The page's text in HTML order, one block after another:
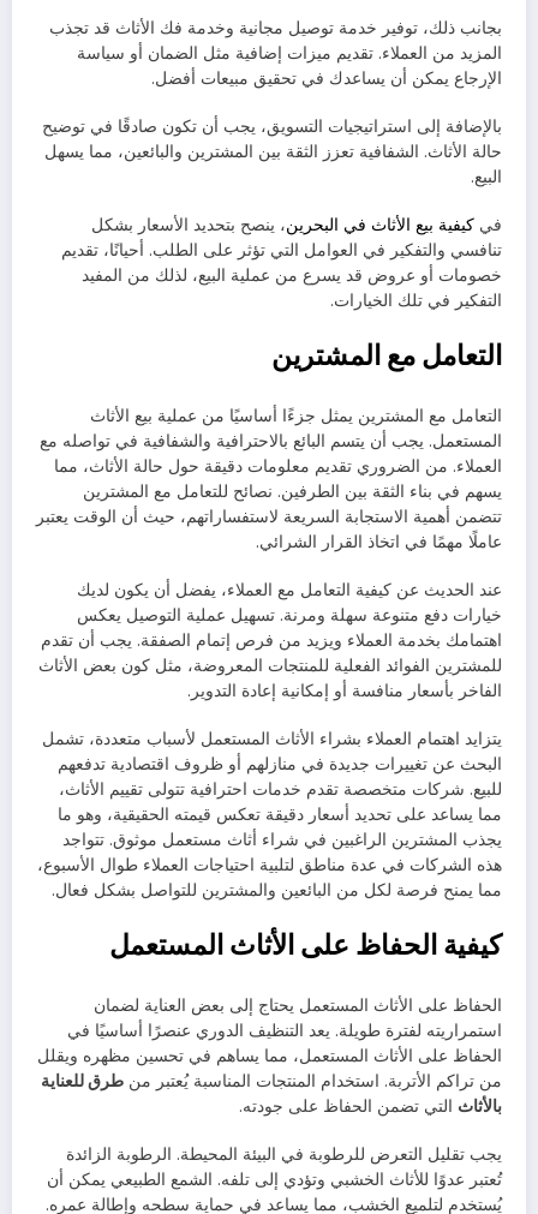
بجانب ذلك، توفير خدمة توصيل مجانية وخدمة فك الأثاث قد تجذب
المزيد من العملاء. تقديم ميزات إضافية مثل الضمان أو سياسة
الإرجاع يمكن أن يساعدك في تحقيق مبيعات أفضل.
بالإضافة إلى استراتيجيات التسويق، يجب أن تكون صادقًا في توضيح
حالة الأثاث. الشفافية تعزز الثقة بين المشترين والبائعين، مما يسهل
البيع.
في كيفية بيع الأثاث في البحرين، ينصح بتحديد الأسعار بشكل
تنافسي والتفكير في العوامل التي تؤثر على الطلب. أحيانًا، تقديم
خصومات أو عروض قد يسرع من عملية البيع، لذلك من المفيد
التفكير في تلك الخيارات.
التعامل مع المشترين
التعامل مع المشترين يمثل جزءًا أساسيًا من عملية بيع الأثاث
المستعمل. يجب أن يتسم البائع بالاحترافية والشفافية في تواصله مع
العملاء. من الضروري تقديم معلومات دقيقة حول حالة الأثاث، مما
يسهم في بناء الثقة بين الطرفين. نصائح للتعامل مع المشترين
تتضمن أهمية الاستجابة السريعة لاستفساراتهم، حيث أن الوقت يعتبر
عاملًا مهمًا في اتخاذ القرار الشرائي.
عند الحديث عن كيفية التعامل مع العملاء، يفضل أن يكون لديك
خيارات دفع متنوعة سهلة ومرنة. تسهيل عملية التوصيل يعكس
اهتمامك بخدمة العملاء ويزيد من فرص إتمام الصفقة. يجب أن تقدم
للمشترين الفوائد الفعلية للمنتجات المعروضة، مثل كون بعض الأثاث
الفاخر بأسعار منافسة أو إمكانية إعادة التدوير.
يتزايد اهتمام العملاء بشراء الأثاث المستعمل لأسباب متعددة، تشمل
البحث عن تغييرات جديدة في منازلهم أو ظروف اقتصادية تدفعهم
للبيع. شركات متخصصة تقدم خدمات احترافية تتولى تقييم الأثاث،
مما يساعد على تحديد أسعار دقيقة تعكس قيمته الحقيقية، وهو ما
يجذب المشترين الراغبين في شراء أثاث مستعمل موثوق. تتواجد
هذه الشركات في عدة مناطق لتلبية احتياجات العملاء طوال الأسبوع،
مما يمنح فرصة لكل من البائعين والمشترين للتواصل بشكل فعال.
كيفية الحفاظ على الأثاث المستعمل
الحفاظ على الأثاث المستعمل يحتاج إلى بعض العناية لضمان
استمراريته لفترة طويلة. يعد التنظيف الدوري عنصرًا أساسيًا في
الحفاظ على الأثاث المستعمل، مما يساهم في تحسين مظهره ويقلل
من تراكم الأتربة. استخدام المنتجات المناسبة يُعتبر من طرق للعناية
بالأثاث التي تضمن الحفاظ على جودته.
يجب تقليل التعرض للرطوبة في البيئة المحيطة. الرطوبة الزائدة
تُعتبر عدوًا للأثاث الخشبي وتؤدي إلى تلفه. الشمع الطبيعي يمكن أن
يُستخدم لتلميع الخشب، مما يساعد في حماية سطحه وإطالة عمره.